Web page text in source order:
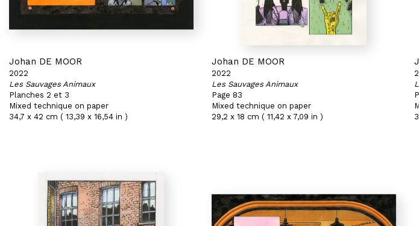
Johan DE MOOR
2022
Les Sauvages Animaux
Planches 2 et 3
Mixed technique on paper
34,7 x 42 cm ( 13,39 x 16,54 in )
Johan DE MOOR
2022
Les Sauvages Animaux
Page 83
Mixed technique on paper
29,2 x 18 cm ( 11,42 x 7,09 in )